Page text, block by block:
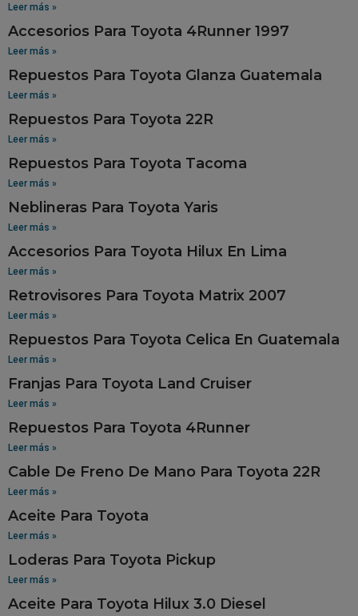
Leer más »
Accesorios Para Toyota 4Runner 1997
Leer más »
Repuestos Para Toyota Glanza Guatemala
Leer más »
Repuestos Para Toyota 22R
Leer más »
Repuestos Para Toyota Tacoma
Leer más »
Neblineras Para Toyota Yaris
Leer más »
Accesorios Para Toyota Hilux En Lima
Leer más »
Retrovisores Para Toyota Matrix 2007
Leer más »
Repuestos Para Toyota Celica En Guatemala
Leer más »
Franjas Para Toyota Land Cruiser
Leer más »
Repuestos Para Toyota 4Runner
Leer más »
Cable De Freno De Mano Para Toyota 22R
Leer más »
Aceite Para Toyota
Leer más »
Loderas Para Toyota Pickup
Leer más »
Aceite Para Toyota Hilux 3.0 Diesel